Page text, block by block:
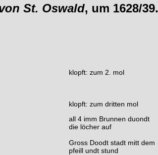
St. Oswald, um 1628/39.
klopft: zum 2. mol
klopft: zum dritten mol
all 4 imm Brunnen duondt
die löcher auf
Gross Doodt stadt mitt dem
pfeill undt stund